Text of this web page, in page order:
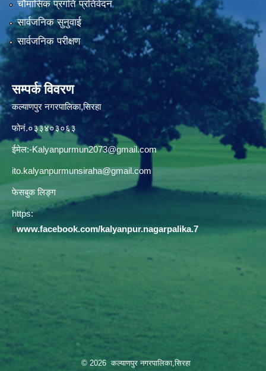
चौमासिक प्रगति प्रतिवेदन
सार्वजनिक सुनुवाई
सार्वजनिक परीक्षण
सम्पर्क विवरण
कल्याणपुर नगरपालिका,सिरहा
फोनं.०३३४०३०६३
ईमेल:-Kalyanpurmun2073@gmail.com
ito.kalyanpurmunsiraha@gmail.com
फेसबुक लिङ्ग
https:
//www.facebook.com/kalyanpur.nagarpalika.7
© 2026 कल्याणपुर नगरपालिका,सिरहा